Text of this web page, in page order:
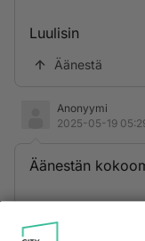
Luulisin
Äänestä
Anonyymi
2025-05-19
Äänestän
oienyrittäjätkin